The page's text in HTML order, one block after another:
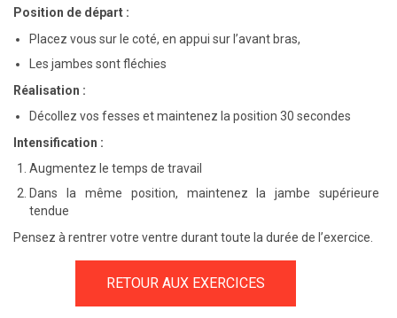
Position de départ :
Placez vous sur le coté, en appui sur l’avant bras,
Les jambes sont fléchies
Réalisation :
Décollez vos fesses et maintenez la position 30 secondes
Intensification :
Augmentez le temps de travail
Dans la même position, maintenez la jambe supérieure
tendue
Pensez à rentrer votre ventre durant toute la durée de l’exercice.
RETOUR AUX EXERCICES